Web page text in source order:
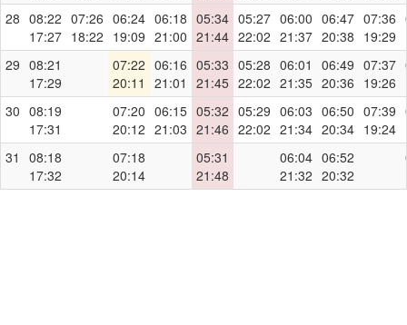
28 08:22
17:27
07:26
18:22
06:24
19:09
06:18
21:00
05:34
21:44
05:27
22:02
06:00
21:37
06:47
20:38
07:36
19:29
29 08:21
17:29
07:22
20:11
06:16
21:01
05:33
21:45
05:28
22:02
06:01
21:35
06:49
20:36
07:37
19:26
30 08:19
17:31
07:20
20:12
06:15
21:03
05:32
21:46
05:29
22:02
06:03
21:34
06:50
20:34
07:39
19:24
31
08:18
17:32
07:18
20:14
05:31
21:48
06:04
21:32
06:52
20:32